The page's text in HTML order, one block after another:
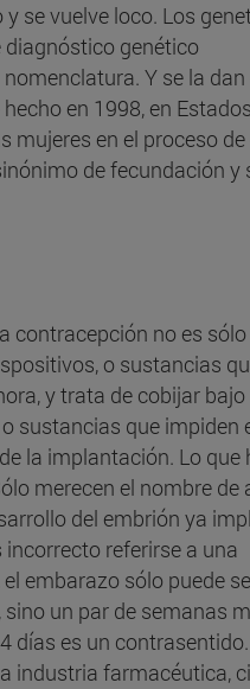
se vuelve loco. Los
genético
Y se la dan
en 1998, en
mujeres en el proceso
de fecundación y
contracepción no es
o sustancias
y trata de cobijar bajo
sustancias que impiden
la implantación. Lo que
merecen el nombre de
del embrión ya
referirse a una
embarazo sólo puede
un par de semanas
días es un
industria farmacéutica,